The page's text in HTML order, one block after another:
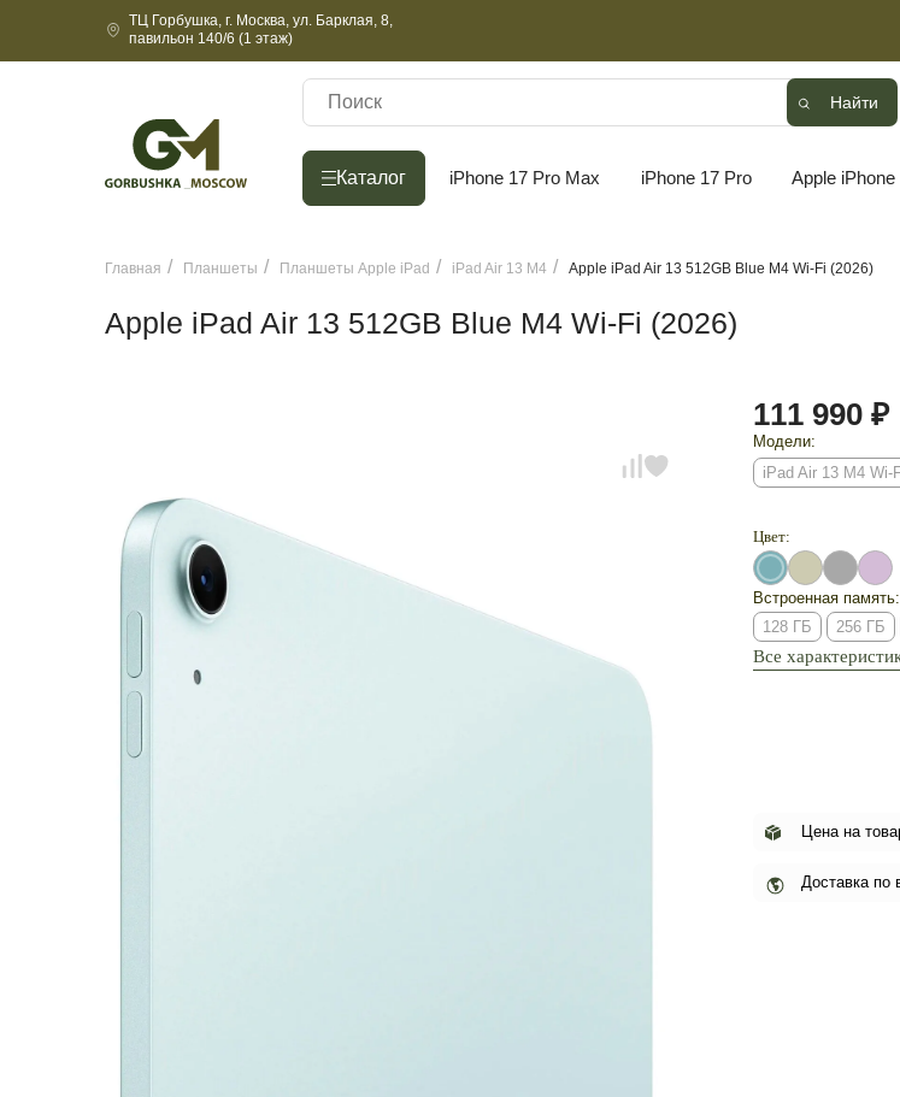
ТЦ Горбушка, г. Москва, ул. Барклая, 8,
павильон 140/6 (1 этаж)
Найти
Каталог iPhone 17 Pro Max iPhone 17 Pro Apple iPhone
Главная Планшеты Планшеты Apple iPad iPad Air 13 M4 Apple iPad Air 13 512GB Blue M4 Wi-Fi (2026)
Apple iPad Air 13 512GB Blue M4 Wi-Fi (2026)
111 990 ₽
Модели:
iPad Air 13 M4 Wi-
Цвет:
Встроенная память:
128 ГБ
256 ГБ
Все
Цена на
Доставка по